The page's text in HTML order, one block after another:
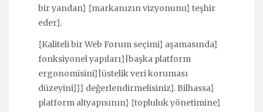
bir yandan} {markanızın vizyonunu} teşhir
eder}.
{Kaliteli bir Web Forum seçimi} aşamasında}
fonksiyonel yapıları}|başka platform
ergonomisini}|üstelik veri koruması
düzeyini}}} değerlendirmelisiniz}. Bilhassa}
platform altyapısının} {topluluk yönetimine}